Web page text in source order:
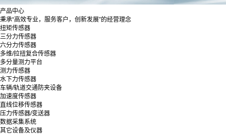
产品中心
秉承“高效专业，服务客户，创新发展”的经营理念
扭矩传感器
三分力传感器
六分力传感器
多维/拉扭复合传感器
多分量测力平台
测力传感器
水下力传感器
车辆/轨道交通防夹设备
加速度传感器
直线位移传感器
压力传感器/变送器
数据采集系统
其它设备及仪器